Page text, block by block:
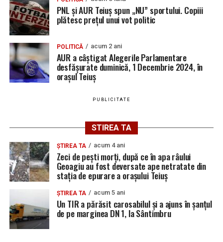
PNL și AUR Teiuș spun „NU” sportului. Copiii
plătesc prețul unui vot politic
POLITICĂ acum 2 ani
AUR a câștigat Alegerile Parlamentare
desfășurate duminică, 1 Decembrie 2024, în
orașul Teiuș
PUBLICITATE
STIREA TA
ȘTIREA TA acum 4 ani
Zeci de pești morți, după ce în apa râului
Geoagiu au fost deversate ape netratate din
stația de epurare a orașului Teiuș
ȘTIREA TA acum 5 ani
Un TIR a părăsit carosabilul și a ajuns în șanțul
de pe marginea DN 1, la Sântimbru